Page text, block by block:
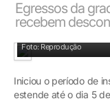
Egressos da
recebem
Foto: Reprodução
Iniciou o período de
estende até o dia 5